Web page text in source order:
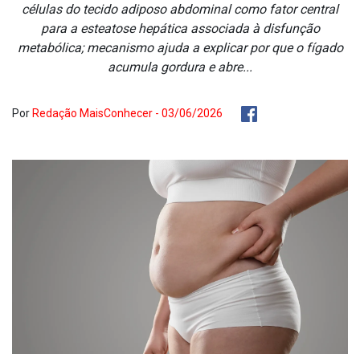
células do tecido adiposo abdominal como fator central
para a esteatose hepática associada à disfunção
metabólica; mecanismo ajuda a explicar por que o fígado
acumula gordura e abre...
Por Redação MaisConhecer - 03/06/2026